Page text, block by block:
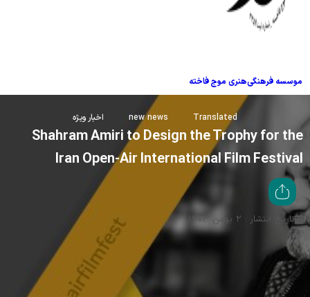
موسسه فرهنگی‌هنری موج فاخته
new news Translated اخبار ویژه
Shahram Amiri to Design the Trophy for the
Iran Open-Air International Film Festival
تاریخ انتشار : ۲ بهمن ۱۴۰۳